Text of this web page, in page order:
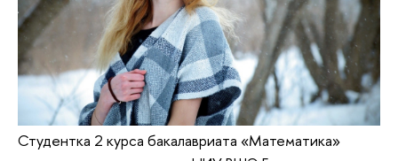
Студентка 2 курса бакалавриата «Математика»